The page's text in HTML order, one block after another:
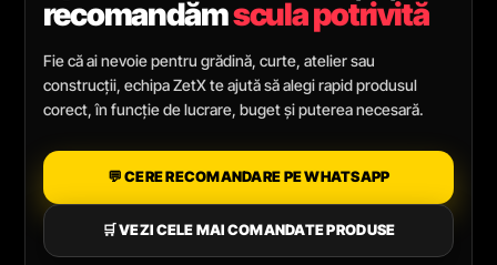
recomandămscula potrivită
Fie că ai nevoie pentru grădină, curte, atelier sau
construcții, echipa ZetX te ajută să alegi rapid produsul
corect, în funcție de lucrare, buget și puterea necesară.
💬 CERE RECOMANDARE PE WHATSAPP
🛒 VEZI CELE MAI COMANDATE PRODUSE